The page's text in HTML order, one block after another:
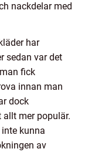
nackdelar med
har
sedan var det
fick
innan man
dock
mer populär.
kunna
av